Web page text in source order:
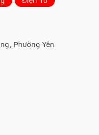
Phường Yên